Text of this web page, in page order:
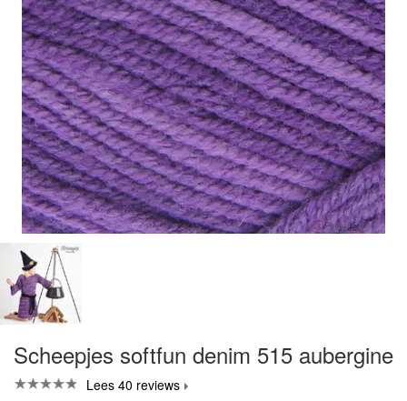
Scheepjes softfun denim 515 aubergine
Lees 40 reviews